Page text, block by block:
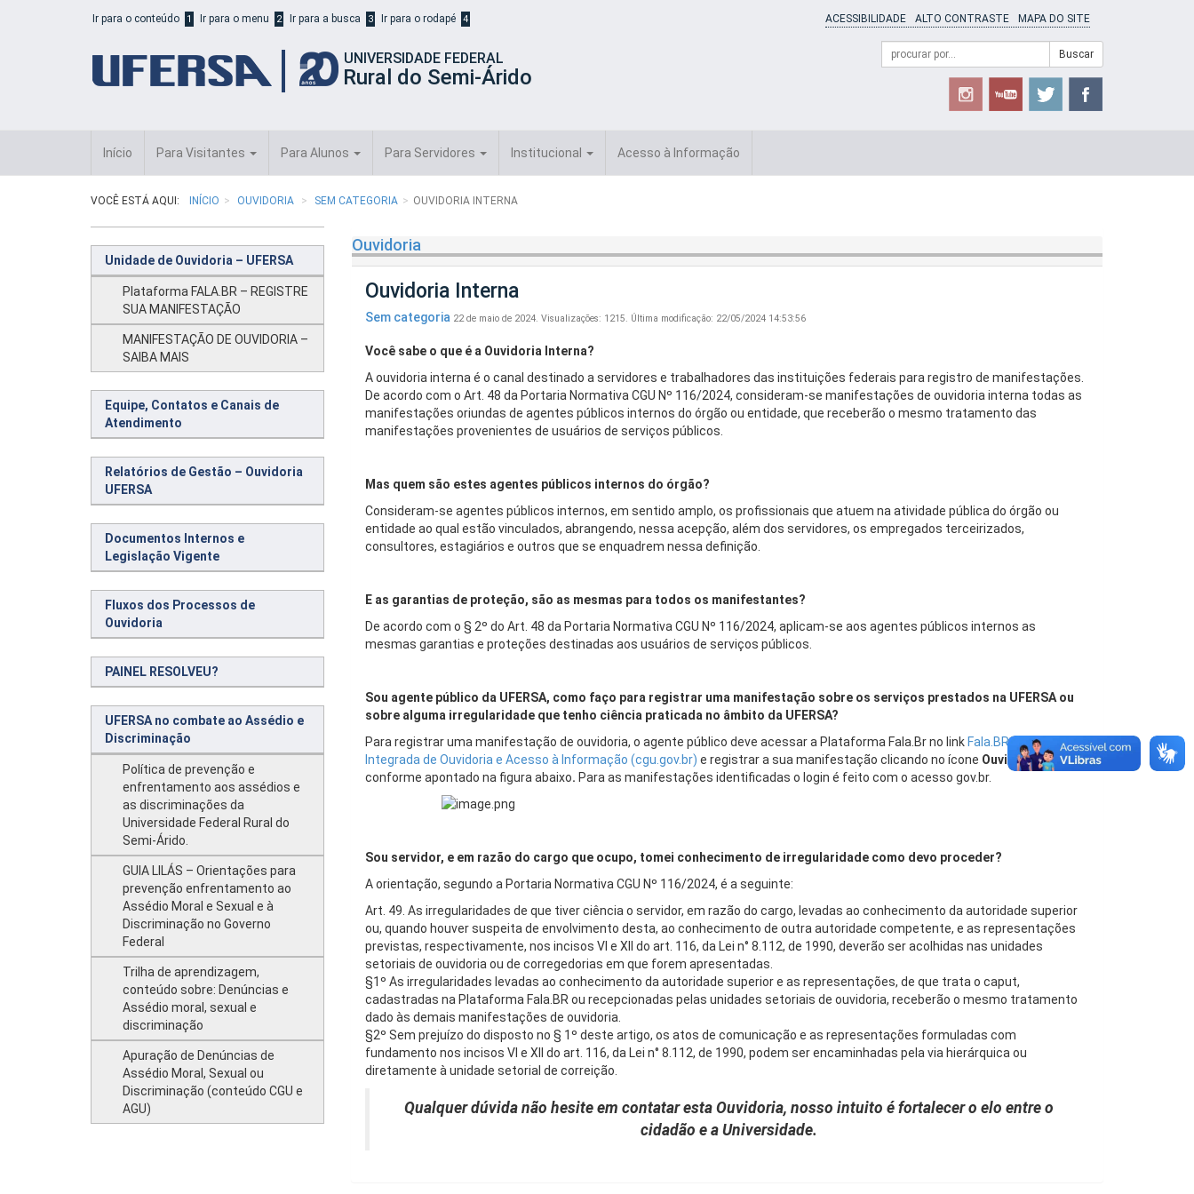
Ir para o conteúdo 1 Ir para o menu 2 Ir para a busca 3 Ir para o rodapé 4 ACESSIBILIDADE ALTO CONTRASTE MAPA DO SITE
UNIVERSIDADE FEDERAL
Rural do Semi-Árido
Formulário
Campo
de
Buscar
Início Para Visitantes Para Alunos Para Servidores Institucional Acesso à Informação
VOCÊ ESTÁ AQUI: INÍCIO OUVIDORIA SEM CATEGORIA OUVIDORIA INTERNA
Unidade de Ouvidoria – UFERSA
Plataforma FALA.BR – REGISTRE
SUA MANIFESTAÇÃO
MANIFESTAÇÃO DE OUVIDORIA –
SAIBA MAIS
Equipe, Contatos e Canais de
Atendimento
Relatórios de Gestão – Ouvidoria
UFERSA
Documentos Internos e
Legislação Vigente
Fluxos dos Processos de
Ouvidoria
PAINEL RESOLVEU?
UFERSA no combate ao Assédio e
Discriminação
Política de prevenção e
enfrentamento aos assédios e
as discriminações da
Universidade Federal Rural do
Semi-Árido.
GUIA LILÁS – Orientações para
prevenção enfrentamento ao
Assédio Moral e Sexual e à
Discriminação no Governo
Federal
Trilha de aprendizagem,
conteúdo sobre: Denúncias e
Assédio moral, sexual e
discriminação
Apuração de Denúncias de
Assédio Moral, Sexual ou
Discriminação (conteúdo CGU e
AGU)
Ouvidoria
Ouvidoria Interna
Sem categoria 22 de maio de 2024. Visualizações: 1215. Última modificação: 22/05/2024 14:53:56
Você sabe o que é a Ouvidoria Interna?
A ouvidoria interna é o canal destinado a servidores e trabalhadores das instituições federais para registro de manifestações.
De acordo com o Art. 48 da Portaria Normativa CGU Nº 116/2024, consideram-se manifestações de ouvidoria interna todas as
manifestações oriundas de agentes públicos internos do órgão ou entidade, que receberão o mesmo tratamento das
manifestações provenientes de usuários de serviços públicos.
Mas quem são estes agentes públicos internos do órgão?
Consideram-se agentes públicos internos, em sentido amplo, os profissionais que atuem na atividade pública do órgão ou
entidade ao qual estão vinculados, abrangendo, nessa acepção, além dos servidores, os empregados terceirizados,
consultores, estagiários e outros que se enquadrem nessa definição.
E as garantias de proteção, são as mesmas para todos os manifestantes?
De acordo com o § 2º do Art. 48 da Portaria Normativa CGU Nº 116/2024, aplicam-se aos agentes públicos internos as
mesmas garantias e proteções destinadas aos usuários de serviços públicos.
Sou agente público da UFERSA, como faço para registrar uma manifestação sobre os serviços prestados na UFERSA ou
sobre alguma irregularidade que tenho ciência praticada no âmbito da UFERSA?
Para registrar uma manifestação de ouvidoria, o agente público deve acessar a Plataforma Fala.Br no link Fala.BR – Plataforma
Integrada de Ouvidoria e Acesso à Informação (cgu.gov.br) e registrar a sua manifestação clicando no ícone Ouvidoria Interna,
conforme apontado na figura abaixo. Para as manifestações identificadas o login é feito com o acesso gov.br.
Sou servidor, e em razão do cargo que ocupo, tomei conhecimento de irregularidade como devo proceder?
A orientação, segundo a Portaria Normativa CGU Nº 116/2024, é a seguinte:
Art. 49. As irregularidades de que tiver ciência o servidor, em razão do cargo, levadas ao conhecimento da autoridade superior
ou, quando houver suspeita de envolvimento desta, ao conhecimento de outra autoridade competente, e as representações
previstas, respectivamente, nos incisos VI e XII do art. 116, da Lei n° 8.112, de 1990, deverão ser acolhidas nas unidades
setoriais de ouvidoria ou de corregedorias em que forem apresentadas.
§1º As irregularidades levadas ao conhecimento da autoridade superior e as representações, de que trata o caput,
cadastradas na Plataforma Fala.BR ou recepcionadas pelas unidades setoriais de ouvidoria, receberão o mesmo tratamento
dado às demais manifestações de ouvidoria.
§2º Sem prejuízo do disposto no § 1º deste artigo, os atos de comunicação e as representações formuladas com
fundamento nos incisos VI e XII do art. 116, da Lei n° 8.112, de 1990, podem ser encaminhadas pela via hierárquica ou
diretamente à unidade setorial de correição.
Qualquer dúvida não hesite em contatar esta Ouvidoria, nosso intuito é fortalecer o elo entre o
cidadão e a Universidade.